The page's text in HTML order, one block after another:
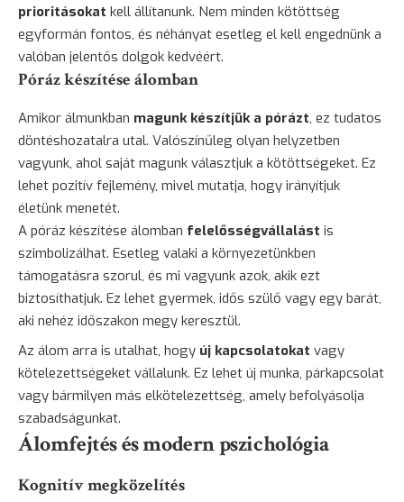
prioritásokat kell állítanunk. Nem minden kötöttség
egyformán fontos, és néhányat esetleg el kell engednünk a
valóban jelentős dolgok kedvéért.
Póráz készítése álomban
Amikor álmunkban magunk készítjük a pórázt, ez tudatos
döntéshozatalra utal. Valószínűleg olyan helyzetben
vagyunk, ahol saját magunk választjuk a kötöttségeket. Ez
lehet pozitív fejlemény, mivel mutatja, hogy irányítjuk
életünk menetét.
A póráz készítése álomban felelősségvállalást is
szimbolizálhat. Esetleg valaki a környezetünkben
támogatásra szorul, és mi vagyunk azok, akik ezt
biztosíthatjuk. Ez lehet gyermek, idős szülő vagy egy barát,
aki nehéz időszakon megy keresztül.
Az álom arra is utalhat, hogy új kapcsolatokat vagy
kötelezettségeket vállalunk. Ez lehet új munka, párkapcsolat
vagy bármilyen más elkötelezettség, amely befolyásolja
szabadságunkat.
Álomfejtés és modern pszichológia
Kognitív megközelítés